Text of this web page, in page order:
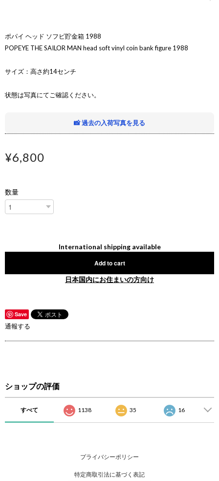
ポパイ ヘッド ソフビ貯金箱 1988
POPEYE THE SAILOR MAN head soft vinyl coin bank figure 1988
サイズ：高さ約14センチ
状態は写真にてご確認ください。
📸 過去の入荷写真を見る
¥6,800
数量
International shipping available
Add to cart
日本国内にお住まいの方向け
Save
通報する
ショップの評価
すべて 1138 35 16
プライバシーポリシー
特定商取引法に基づく表記